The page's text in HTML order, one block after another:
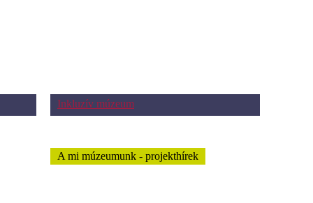
Inkluzív múzeum
A mi múzeumunk - projekthírek